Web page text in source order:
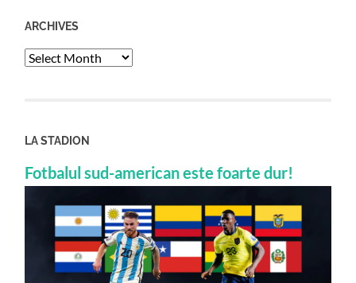
ARCHIVES
Archives
LA STADION
Fotbalul sud-american este foarte dur!